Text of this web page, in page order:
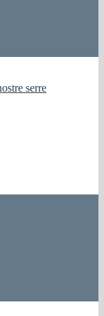
serre